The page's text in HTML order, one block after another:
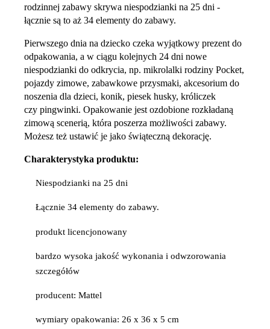
rodzinnej zabawy skrywa niespodzianki na 25 dni -
łącznie są to aż 34 elementy do zabawy.
Pierwszego dnia na dziecko czeka wyjątkowy prezent do
odpakowania, a w ciągu kolejnych 24 dni nowe
niespodzianki do odkrycia, np. mikrolalki rodziny Pocket,
pojazdy zimowe, zabawkowe przysmaki, akcesorium do
noszenia dla dzieci, konik, piesek husky, króliczek
czy pingwinki. Opakowanie jest ozdobione rozkładaną
zimową scenerią, która poszerza możliwości zabawy.
Możesz też ustawić je jako świąteczną dekorację.
Charakterystyka produktu:
Niespodzianki na 25 dni
Łącznie 34 elementy do zabawy.
produkt licencjonowany
bardzo wysoka jakość wykonania i odwzorowania
szczegółów
producent: Mattel
wymiary opakowania: 26 x 36 x 5 cm